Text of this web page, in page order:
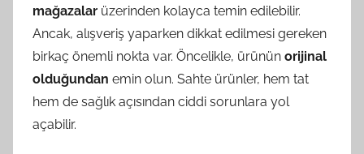
mağazalar üzerinden kolayca temin edilebilir.
Ancak, alışveriş yaparken dikkat edilmesi gereken
birkaç önemli nokta var. Öncelikle, ürünün orijinal
olduğundan emin olun. Sahte ürünler, hem tat
hem de sağlık açısından ciddi sorunlara yol
açabilir.